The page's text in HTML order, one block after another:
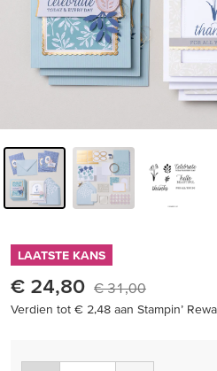
LAATSTE KANS
€ 24,80 € 31,00
Verdien tot € 2,48 aan Stampin’